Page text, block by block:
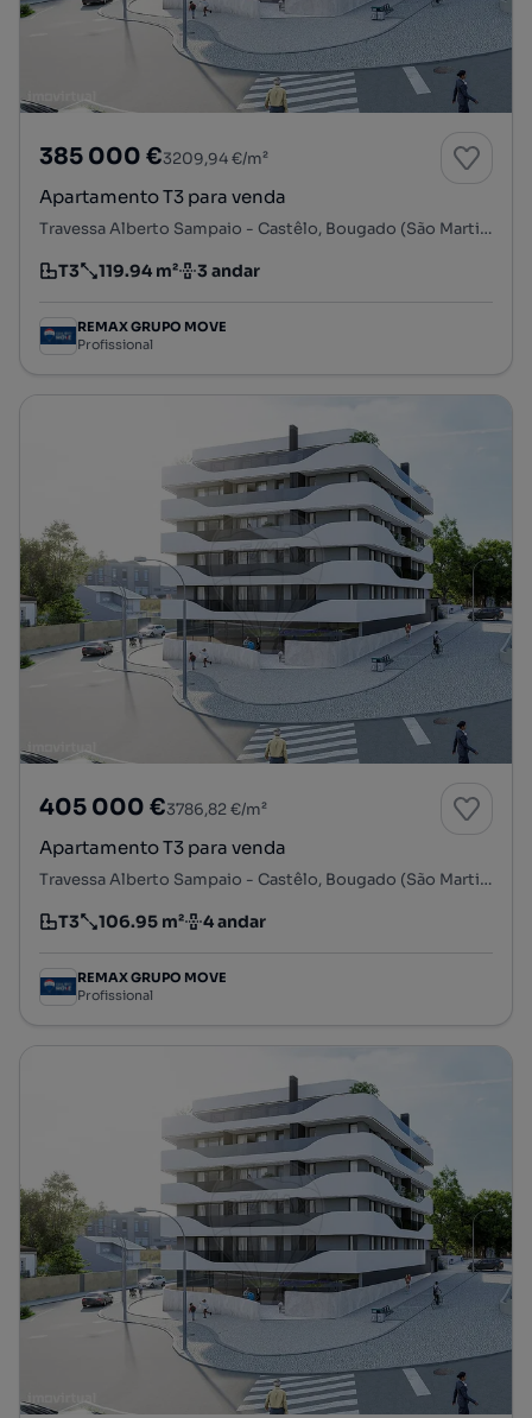
385 000 €3209,94 €/m²
Apartamento T3 para venda
Travessa Alberto Sampaio - Castêlo, Bougado (São Martinho e Santiago), Trofa, Porto
Tipologia
T3
Preço por metro quadrado
119.94 m²
Andar 3 andar
REMAX GRUPO MOVE
Profissional
405 000 €3786,82 €/m²
Apartamento T3 para venda
Travessa Alberto Sampaio - Castêlo, Bougado (São Martinho e Santiago), Trofa, Porto
Tipologia
T3
Preço por metro quadrado
106.95 m²
Andar 4 andar
REMAX GRUPO MOVE
Profissional